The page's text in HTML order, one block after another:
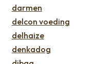
darmen
delcon voeding
delhaize
denkadog